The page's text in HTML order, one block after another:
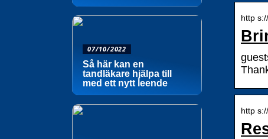
http
http
07/10/2022
Så här kan en
tandläkare hjälpa till
med ett nytt leende